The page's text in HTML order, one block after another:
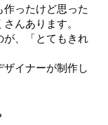
ったけど思った
んあります。
が、「とてもきれ
イナーが制作し